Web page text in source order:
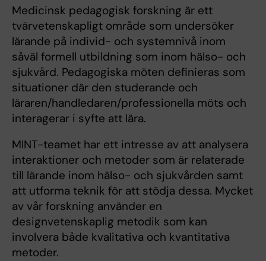
Medicinsk pedagogisk forskning är ett
tvärvetenskapligt område som undersöker
lärande på individ- och systemnivå inom
såväl formell utbildning som inom hälso- och
sjukvård. Pedagogiska möten definieras som
situationer där den studerande och
läraren/handledaren/professionella möts och
interagerar i syfte att lära.
MINT-teamet har ett intresse av att analysera
interaktioner och metoder som är relaterade
till lärande inom hälso- och sjukvården samt
att utforma teknik för att stödja dessa. Mycket
av vår forskning använder en
designvetenskaplig metodik som kan
involvera både kvalitativa och kvantitativa
metoder.